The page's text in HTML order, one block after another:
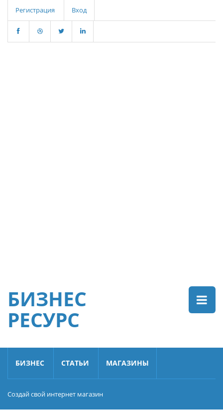
Регистрация Вход
БИЗНЕС
РЕСУРС
БИЗНЕС СТАТЬИ МАГАЗИНЫ
Создай свой интернет магазин